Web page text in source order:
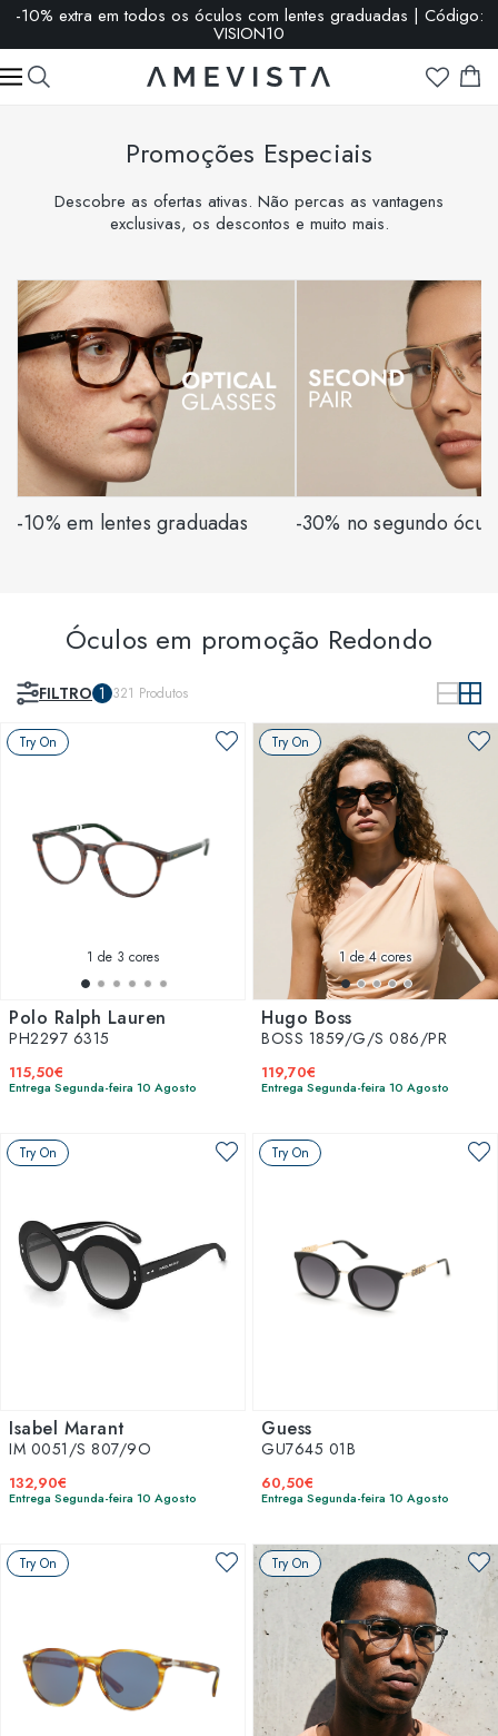
-10% extra em todos os óculos com lentes graduadas | Código:
VISION10
Promoções Especiais
Descobre as ofertas ativas. Não percas as vantagens
exclusivas, os descontos e muito mais.
-10% em lentes graduadas -30% no segundo
Óculos em promoção Redondo
FILTRO 1 321 Produtos
Try On
1 de 3 cores
Polo Ralph Lauren
PH2297 6315
115,50€
Entrega Segunda-feira 10 Agosto
Try On
1de 4 cores
Hugo Boss
BOSS 1859/G/S 086/PR
119,70€
Entrega Segunda-feira 10 Agosto
Try On
Isabel Marant
IM 0051/S 807/9O
132,90€
Entrega Segunda-feira 10 Agosto
Try On
Guess
GU7645 01B
60,50€
Entrega Segunda-feira 10 Agosto
Try On Try On